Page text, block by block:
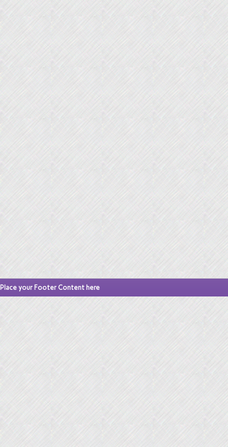
Place your Footer Content here